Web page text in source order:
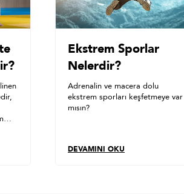
Ekstrem Sporlar
Nelerdir?
Adrenalin ve macera dolu
ekstrem sporları keşfetmeye var
mısın?
DEVAMINI OKU